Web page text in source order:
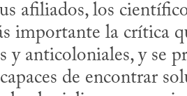
afiliados, los
importante la crítica
anticoloniales, y se
de encontrar